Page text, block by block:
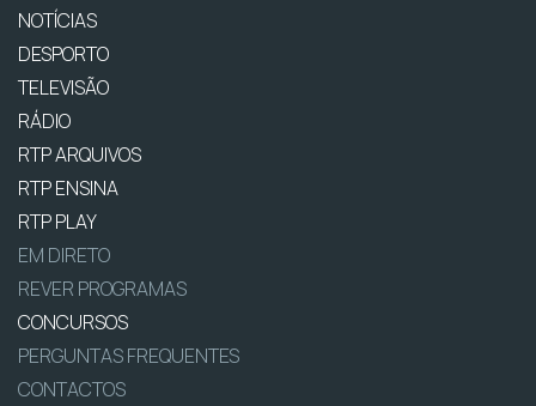
NOTÍCIAS
DESPORTO
TELEVISÃO
RÁDIO
RTP ARQUIVOS
RTP ENSINA
RTP PLAY
EM DIRETO
REVER PROGRAMAS
CONCURSOS
PERGUNTAS FREQUENTES
CONTACTOS